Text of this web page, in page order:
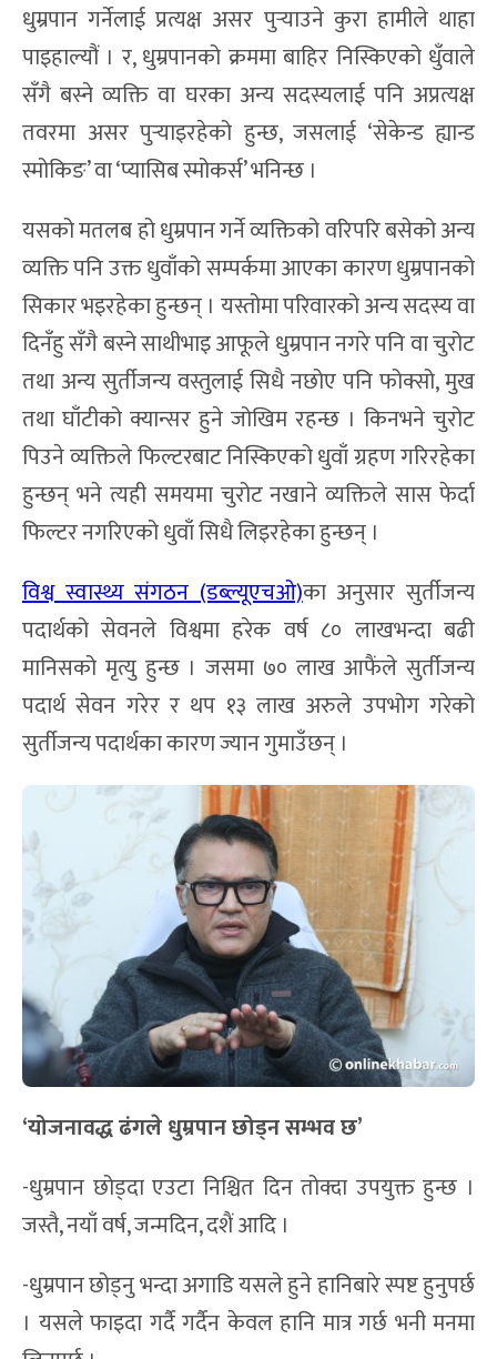
धुम्रपान गर्नेलाई प्रत्यक्ष असर पुर्‍याउने कुरा हामीले थाहा
पाइहाल्यौं । र, धुम्रपानको क्रममा बाहिर निस्किएको धुँवाले
सँगै बस्ने व्यक्ति वा घरका अन्य सदस्यलाई पनि अप्रत्यक्ष
तवरमा असर पुर्‍याइरहेको हुन्छ, जसलाई ‘सेकेन्ड ह्यान्ड
स्मोकिङ’ वा ‘प्यासिब स्मोकर्स’ भनिन्छ ।
यसको मतलब हो धुम्रपान गर्ने व्यक्तिको वरिपरि बसेको अन्य
व्यक्ति पनि उक्त धुवाँको सम्पर्कमा आएका कारण धुम्रपानको
सिकार भइरहेका हुन्छन् । यस्तोमा परिवारको अन्य सदस्य वा
दिनँहु सँगै बस्ने साथीभाइ आफूले धुम्रपान नगरे पनि वा चुरोट
तथा अन्य सुर्तीजन्य वस्तुलाई सिधै नछोए पनि फोक्सो, मुख
तथा घाँटीको क्यान्सर हुने जोखिम रहन्छ । किनभने चुरोट
पिउने व्यक्तिले फिल्टरबाट निस्किएको धुवाँ ग्रहण गरिरहेका
हुन्छन् भने त्यही समयमा चुरोट नखाने व्यक्तिले सास फेर्दा
फिल्टर नगरिएको धुवाँ सिधै लिइरहेका हुन्छन् ।
विश्व स्वास्थ्य संगठन (डब्ल्यूएचओ)का अनुसार सुर्तीजन्य
पदार्थको सेवनले विश्वमा हरेक वर्ष ८० लाखभन्दा बढी
मानिसको मृत्यु हुन्छ । जसमा ७० लाख आफैंले सुर्तीजन्य
पदार्थ सेवन गरेर र थप १३ लाख अरुले उपभोग गरेको
सुर्तीजन्य पदार्थका कारण ज्यान गुमाउँछन् ।
‘योजनावद्ध ढंगलेधुम्रपान छोड्न सम्भव छ’
-धुम्रपान छोड्दा एउटा निश्चित दिन तोक्दा उपयुक्त हुन्छ ।
जस्तै, नयाँ वर्ष, जन्मदिन, दशैं आदि ।
-धुम्रपान छोड्नु भन्दा अगाडि यसले हुने हानिबारे स्पष्ट हुनुपर्छ
। यसले फाइदा गर्दै गर्दैन केवल हानि मात्र गर्छ भनी मनमा